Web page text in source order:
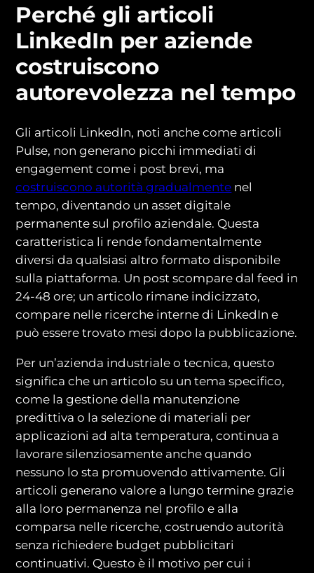
Perché gli articoli
LinkedIn per aziende
costruiscono
autorevolezza nel tempo
Gli articoli LinkedIn, noti anche come articoli
Pulse, non generano picchi immediati di
engagement come i post brevi, ma
costruiscono autorità gradualmente nel
tempo, diventando un asset digitale
permanente sul profilo aziendale. Questa
caratteristica li rende fondamentalmente
diversi da qualsiasi altro formato disponibile
sulla piattaforma. Un post scompare dal feed in
24-48 ore; un articolo rimane indicizzato,
compare nelle ricerche interne di LinkedIn e
può essere trovato mesi dopo la pubblicazione.
Per un’azienda industriale o tecnica, questo
significa che un articolo su un tema specifico,
come la gestione della manutenzione
predittiva o la selezione di materiali per
applicazioni ad alta temperatura, continua a
lavorare silenziosamente anche quando
nessuno lo sta promuovendo attivamente. Gli
articoli generano valore a lungo termine grazie
alla loro permanenza nel profilo e alla
comparsa nelle ricerche, costruendo autorità
senza richiedere budget pubblicitari
continuativi. Questo è il motivo per cui i